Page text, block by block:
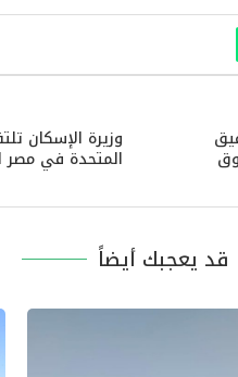
وزيرة الإسكان
المتحدة في مصر
قد يعجبك أيضاً